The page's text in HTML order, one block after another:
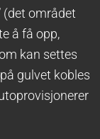
(det området
å få opp,
kan settes
gulvet kobles